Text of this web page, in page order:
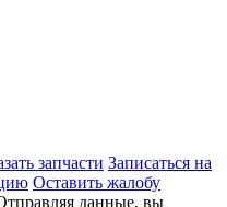
запчасти Записаться на
Оставить жалобу
данные, вы